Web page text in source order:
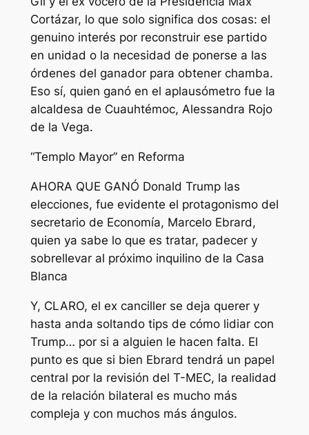
Cortázar, lo que solo significa dos cosas: el
genuino interés por reconstruir ese partido
en unidad o la necesidad de ponerse a las
órdenes del ganador para obtener chamba.
Eso sí, quien ganó en el aplausómetro fue la
alcaldesa de Cuauhtémoc, Alessandra Rojo
de la Vega.
“Templo Mayor” en Reforma
AHORA QUE GANÓ Donald Trump las
elecciones, fue evidente el protagonismo del
secretario de Economía, Marcelo Ebrard,
quien ya sabe lo que es tratar, padecer y
sobrellevar al próximo inquilino de la Casa
Blanca
Y, CLARO, el ex canciller se deja querer y
hasta anda soltando tips de cómo lidiar con
Trump… por si a alguien le hacen falta. El
punto es que si bien Ebrard tendrá un papel
central por la revisión del T-MEC, la realidad
de la relación bilateral es mucho más
compleja y con muchos más ángulos.